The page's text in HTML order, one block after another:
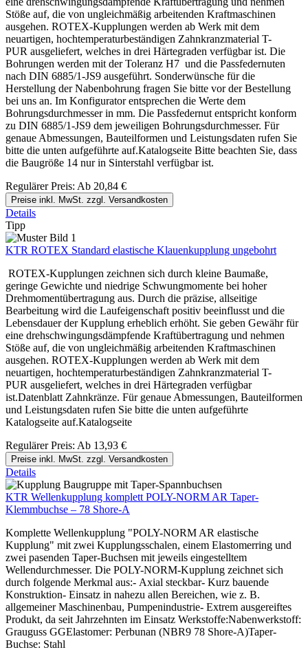
Stöße auf, die von ungleichmäßig arbeitenden Kraftmaschinen
ausgehen. ROTEX-Kupplungen werden ab Werk mit dem
neuartigen, hochtemperaturbeständigen Zahnkranzmaterial T-
PUR ausgeliefert, welches in drei Härtegraden verfügbar ist. Die
Bohrungen werden mit der Toleranz H7 und die Passfedernuten
nach DIN 6885/1-JS9 ausgeführt. Sonderwünsche für die
Herstellung der Nabenbohrung fragen Sie bitte vor der Bestellung
bei uns an. Im Konfigurator entsprechen die Werte dem
Bohrungsdurchmesser in mm. Die Passfedernut entspricht konform
zu DIN 6885/1-JS9 dem jeweiligen Bohrungsdurchmesser. Für
genaue Abmessungen, Bauteilformen und Leistungsdaten rufen Sie
bitte die unten aufgeführte auf.Katalogseite Bitte beachten Sie, dass
die Baugröße 14 nur in Sinterstahl verfügbar ist.
Regulärer Preis: Ab 20,84 €
Preise inkl. MwSt. zzgl. Versandkosten
Details
Tipp
KTR ROTEX Standard elastische Klauenkupplung ungebohrt
ROTEX-Kupplungen zeichnen sich durch kleine Baumaße,
geringe Gewichte und niedrige Schwungmomente bei hoher
Drehmomentübertragung aus. Durch die präzise, allseitige
Bearbeitung wird die Laufeigenschaft positiv beeinflusst und die
Lebensdauer der Kupplung erheblich erhöht. Sie geben Gewähr für
eine drehschwingungsdämpfende Kraftübertragung und nehmen
Stöße auf, die von ungleichmäßig arbeitenden Kraftmaschinen
ausgehen. ROTEX-Kupplungen werden ab Werk mit dem
neuartigen, hochtemperaturbeständigen Zahnkranzmaterial T-
PUR ausgeliefert, welches in drei Härtegraden verfügbar
ist.Datenblatt Zahnkränze. Für genaue Abmessungen, Bauteilformen
und Leistungsdaten rufen Sie bitte die unten aufgeführte
Katalogseite auf.Katalogseite
Regulärer Preis: Ab 13,93 €
Preise inkl. MwSt. zzgl. Versandkosten
Details
KTR Wellenkupplung komplett POLY-NORM AR Taper-
Klemmbuchse – 78 Shore-A
Komplette Wellenkupplung "POLY-NORM AR elastische
Kupplung" mit zwei Kupplungsschalen, einem Elastomerring und
zwei pasenden Taper-Buchsen mit jeweils eingestelltem
Wellendurchmesser. Die POLY-NORM-Kupplung zeichnet sich
durch folgende Merkmal aus:- Axial steckbar- Kurz bauende
Konstruktion- Einsatz in nahezu allen Bereichen, wie z. B.
allgemeiner Maschinenbau, Pumpenindustrie- Extrem ausgereiftes
Produkt, da seit Jahrzehnten im Einsatz Werkstoffe:Nabenwerkstoff:
Grauguss GGElastomer: Perbunan (NBR9 78 Shore-A)Taper-
Buchse: Stahl